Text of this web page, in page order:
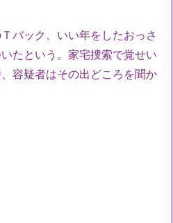
バック。いい年をしたおっさ
たという。家宅捜索で覚せい
容疑者はその出どころを聞か